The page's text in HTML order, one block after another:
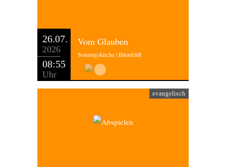
26.07.
2026
08:55
Uhr
Vom Glauben
Sonntagskirche | Ihlenfeldt
evangelisch